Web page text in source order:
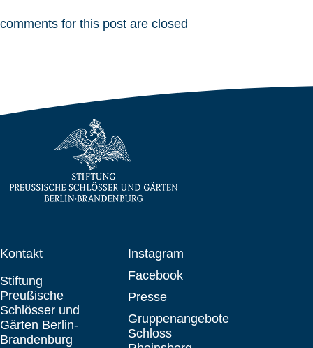
comments for this post are closed
Kontakt
Stiftung
Preußische
Schlösser und
Gärten Berlin-
Brandenburg
Instagram
Facebook
Presse
Gruppenangebote
Schloss